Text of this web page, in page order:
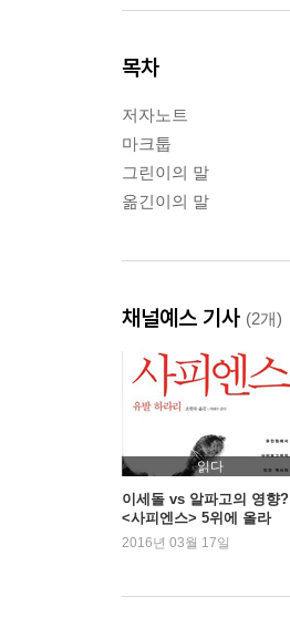
목차
저자노트
마크툽
그린이의 말
옮긴이의 말
채널예스 기사 (2개)
읽다
이세돌 vs 알파고의 영향?
<사피엔스> 5위에 올라
2016년 03월 17일